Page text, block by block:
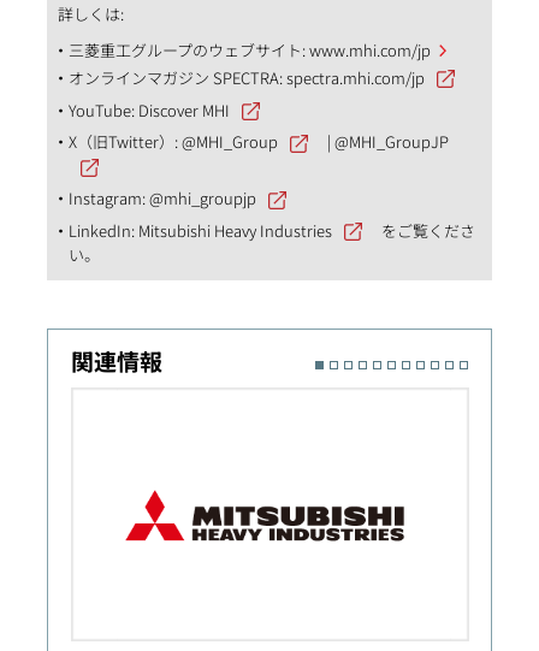
詳しくは:
三菱重工グループのウェブサイト:www.mhi.com/jp
オンラインマガジン SPECTRA:spectra.mhi.com/jp
YouTube: Discover MHI
X（旧Twitter）:@MHI_Group |@MHI_GroupJP
Instagram:@mhi_groupjp
LinkedIn: Mitsubishi Heavy Industries
をご覧くださ
い。
関連情報